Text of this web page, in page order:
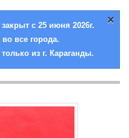
×
с 25 июня 2026г.
во все города.
из г. Караганды.